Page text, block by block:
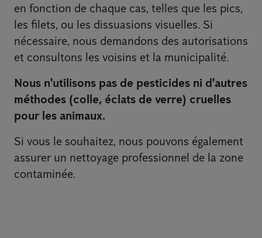
en fonction de chaque cas, telles que les pics,
les filets, ou les dissuasions visuelles. Si
nécessaire, nous demandons des autorisations
et consultons les voisins et la municipalité.
Nous n'utilisons pas de pesticides ni d'autres
méthodes (colle, éclats de verre) cruelles
pour les animaux.
Si vous le souhaitez, nous pouvons également
assurer un nettoyage professionnel de la zone
contaminée.